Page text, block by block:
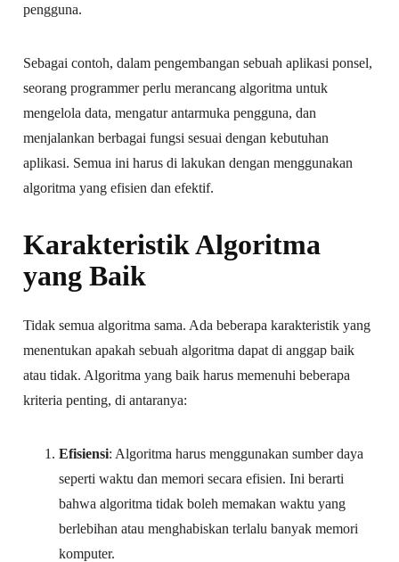
pengguna.
Sebagai contoh, dalam pengembangan sebuah aplikasi ponsel,
seorang programmer perlu merancang algoritma untuk
mengelola data, mengatur antarmuka pengguna, dan
menjalankan berbagai fungsi sesuai dengan kebutuhan
aplikasi. Semua ini harus di lakukan dengan menggunakan
algoritma yang efisien dan efektif.
Karakteristik Algoritma
yang Baik
Tidak semua algoritma sama. Ada beberapa karakteristik yang
menentukan apakah sebuah algoritma dapat di anggap baik
atau tidak. Algoritma yang baik harus memenuhi beberapa
kriteria penting, di antaranya:
Efisiensi: Algoritma harus menggunakan sumber daya
seperti waktu dan memori secara efisien. Ini berarti
bahwa algoritma tidak boleh memakan waktu yang
berlebihan atau menghabiskan terlalu banyak memori
komputer.